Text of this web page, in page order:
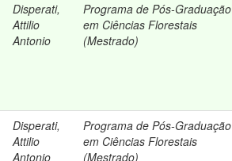
Disperati,
Attilio
Antonio
Programa de Pós-Graduação
em Ciências Florestais
(Mestrado)
Disperati,
Attilio
Antonio
Programa de Pós-Graduação
em Ciências Florestais
(Mestrado)